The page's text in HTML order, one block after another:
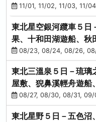
船、熱海梅園
11/01, 11/02, 11/03, 11/
東北星空銀河纜車５日
果、十和田湖遊船、秋
美溪、螃蟹本家
08/23, 08/24, 08/26,
東北三溫泉５日－琉璃
屋敷、猊鼻溪輕舟遊船
牡蠣、握壽司體驗
08/27, 08/30, 08/31, 09/
東北星野５日－五色沼